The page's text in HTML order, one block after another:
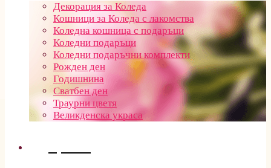
Декорация за Коледа
Кошници за Коледа с лакомства
Коледна кошница с подаръци
Коледни подаръци
Коледни подаръчни комплекти
Рожден ден
Годишнина
Сватбен ден
Траурни цветя
Великденска украса